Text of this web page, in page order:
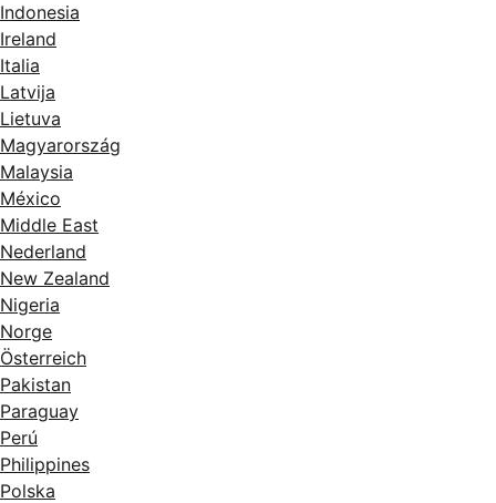
Indonesia
Ireland
Italia
Latvija
Lietuva
Magyarország
Malaysia
México
Middle East
Nederland
New Zealand
Nigeria
Norge
Österreich
Pakistan
Paraguay
Perú
Philippines
Polska